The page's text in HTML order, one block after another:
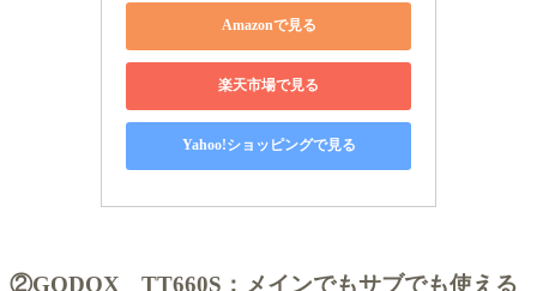
Amazonで見る
楽天市場で見る
Yahoo!ショッピングで見る
②GODOX TT660S：メインでもサブでも使える